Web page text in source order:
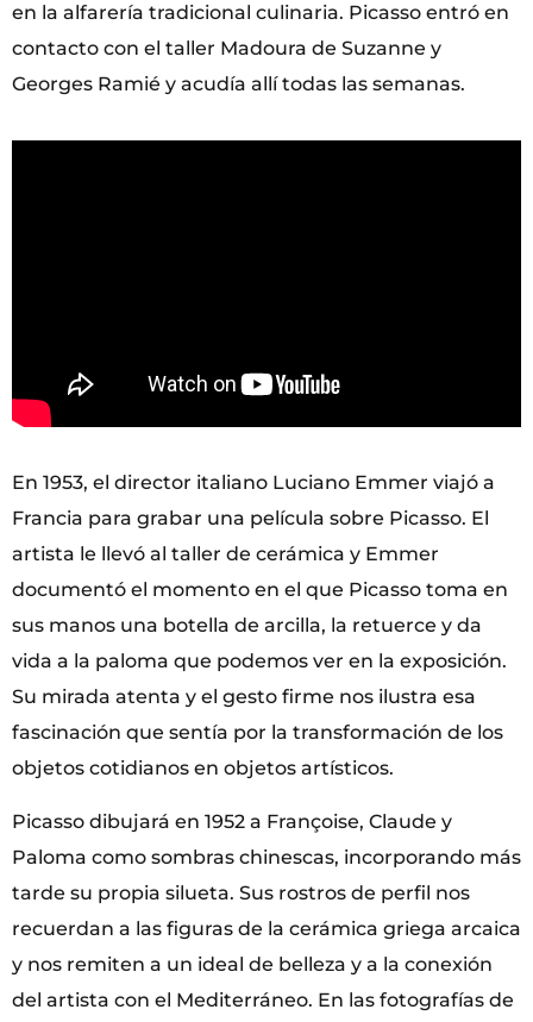
en la alfarería tradicional culinaria. Picasso entró en
contacto con el taller Madoura de Suzanne y
Georges Ramié y acudía allí todas las semanas.
En 1953, el director italiano Luciano Emmer viajó a
Francia para grabar una película sobre Picasso. El
artista le llevó al taller de cerámica y Emmer
documentó el momento en el que Picasso toma en
sus manos una botella de arcilla, la retuerce y da
vida a la paloma que podemos ver en la exposición.
Su mirada atenta y el gesto firme nos ilustra esa
fascinación que sentía por la transformación de los
objetos cotidianos en objetos artísticos.
Picasso dibujará en 1952 a Françoise, Claude y
Paloma como sombras chinescas, incorporando más
tarde su propia silueta. Sus rostros de perfil nos
recuerdan a las figuras de la cerámica griega arcaica
y nos remiten a un ideal de belleza y a la conexión
del artista con el Mediterráneo. En las fotografías de